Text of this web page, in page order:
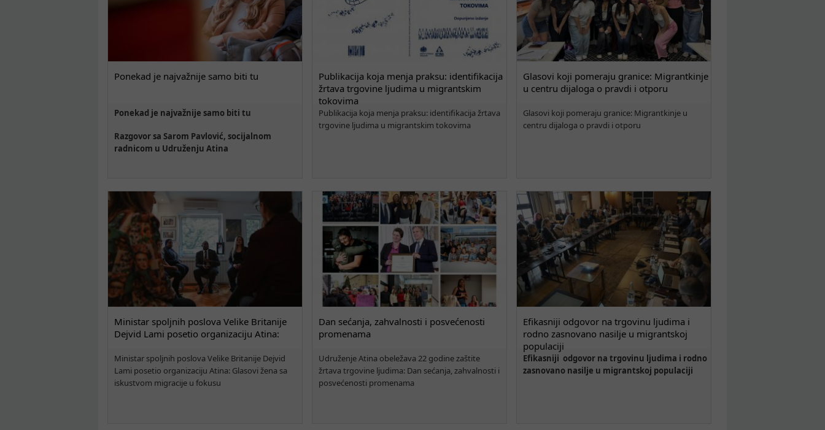
Ponekad je najvažnije samo biti tu
Ponekad je najvažnije samo biti tu
Razgovor sa Sarom Pavlović, socijalnom
radnicom u Udruženju Atina
Publikacija koja menja praksu: identifikacija
žrtava trgovine ljudima u migrantskim
tokovima
Publikacija koja menja praksu: identifikacija žrtava
trgovine ljudima u migrantskim tokovima
Glasovi koji pomeraju granice: Migrantkinje
u centru dijaloga o pravdi i otporu
Glasovi koji pomeraju granice: Migrantkinje u
centru dijaloga o pravdi i otporu
Ministar spoljnih poslova Velike Britanije
Dejvid Lami posetio organizaciju Atina:
Ministar spoljnih poslova Velike Britanije Dejvid
Lami posetio organizaciju Atina: Glasovi žena sa
iskustvom migracije u fokusu
Dan sećanja, zahvalnosti i posvećenosti
promenama
Udruženje Atina obeležava 22 godine zaštite
žrtava trgovine ljudima: Dan sećanja, zahvalnosti i
posvećenosti promenama
Efikasniji odgovor na trgovinu ljudima i
rodno zasnovano nasilje u migrantskoj
populaciji
Efikasniji odgovor na trgovinu ljudima i rodno
zasnovano nasilje u migrantskoj populaciji